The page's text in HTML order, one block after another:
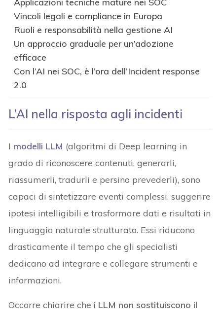
Vincoli legali e compliance in Europa
Ruoli e responsabilità nella gestione AI
Un approccio graduale per un’adozione
efficace
Con l’AI nei SOC, è l’ora dell’Incident response
2.0
L’AI nella risposta agli incidenti
I modelli LLM (algoritmi di Deep learning in
grado di riconoscere contenuti, generarli,
riassumerli, tradurli e persino prevederli), sono
capaci di sintetizzare eventi complessi, suggerire
ipotesi intelligibili e trasformare dati e risultati in
linguaggio naturale strutturato. Essi riducono
drasticamente il tempo che gli specialisti
dedicano ad integrare e collegare strumenti e
informazioni.
Occorre chiarire che i LLM non sostituiscono il